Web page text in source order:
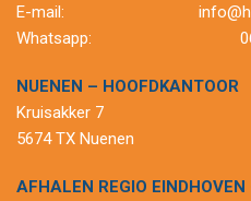
E-mail:
Whatsapp:
NUENEN – HOOFDKANTOOR
Kruisakker 7
5674 TX Nuenen
AFHALEN REGIO